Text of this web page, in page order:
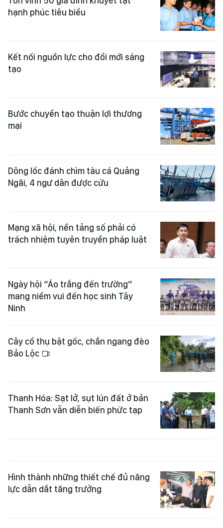
hạnh phúc tiêu biểu
Kết nối nguồn lực cho đổi mới sáng
tạo
Bước chuyển tạo thuận lợi thương
mại
Dông lốc đánh chìm tàu cá Quảng
Ngãi, 4 ngư dân được cứu
Mạng xã hội, nền tảng số phải có
trách nhiệm tuyên truyền pháp luật
Ngày hội “Áo trắng đến trường”
mang niềm vui đến học sinh Tây
Ninh
Cây cổ thụ bật gốc, chắn ngang đèo
Bảo Lộc
Thanh Hóa: Sạt lở, sụt lún đất ở bản
Thanh Sơn vẫn diễn biến phức tạp
Hình thành những thiết chế đủ năng
lực dẫn dắt tăng trưởng